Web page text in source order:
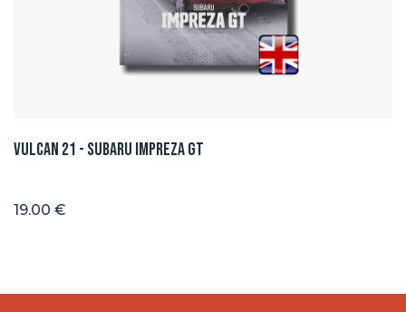
Vulcan 21 - Subaru Impreza GT
19.00 €